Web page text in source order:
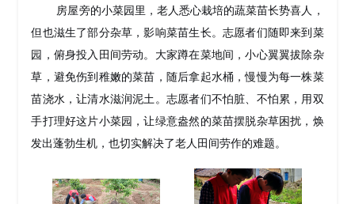
房屋旁的小菜园里，老人悉心栽培的蔬菜苗长势喜人，
但也滋生了部分杂草，影响菜苗生长。志愿者们随即来到菜
园，俯身投入田间劳动。大家蹲在菜地间，小心翼翼拔除杂
草，避免伤到稚嫩的菜苗，随后拿起水桶，慢慢为每一株菜
苗浇水，让清水滋润泥土。志愿者们不怕脏、不怕累，用双
手打理好这片小菜园，让绿意盎然的菜苗摆脱杂草困扰，焕
发出蓬勃生机，也切实解决了老人田间劳作的难题。